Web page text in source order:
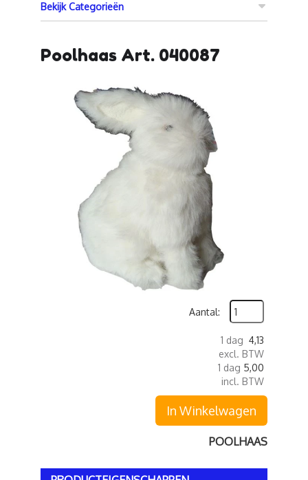
Bekijk Categorieën
Poolhaas Art. 040087
Aantal:
1 dag 4,13
excl. BTW
1 dag 5,00
incl. BTW
In Winkelwagen
POOLHAAS